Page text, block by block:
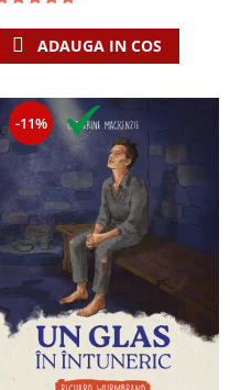
ADAUGA IN COS
-11%